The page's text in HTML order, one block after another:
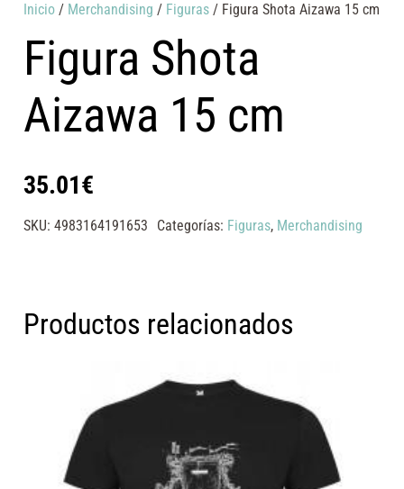
Inicio / Merchandising / Figuras / Figura Shota Aizawa 15 cm
Figura Shota
Aizawa 15 cm
35.01€
SKU:4983164191653 Categorías: Figuras, Merchandising
Productos relacionados